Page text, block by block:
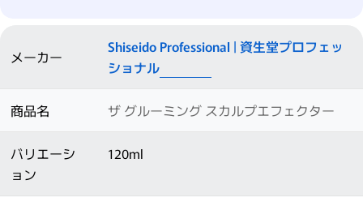
メーカー
Shiseido Professional | 資生堂プロフェッ
ショナル
商品名 ザ グルーミング スカルプエフェクター
バリエーシ
ョン
120ml